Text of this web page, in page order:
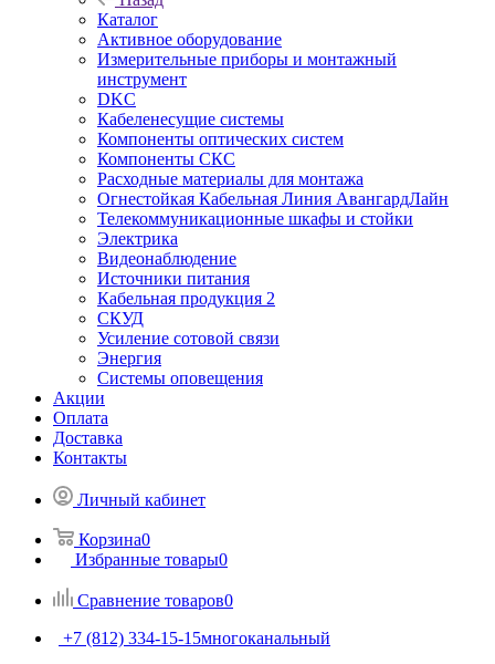
Каталог
Активное оборудование
Измерительные приборы и монтажный
инструмент
DKC
Кабеленесущие системы
Компоненты оптических систем
Компоненты СКС
Расходные материалы для монтажа
Огнестойкая Кабельная Линия АвангардЛайн
Телекоммуникационные шкафы и стойки
Электрика
Видеонаблюдение
Источники питания
Кабельная продукция 2
СКУД
Усиление сотовой связи
Энергия
Системы оповещения
Акции
Оплата
Доставка
Контакты
Личный кабинет
Корзина0
Избранные товары0
Сравнение товаров0
+7 (812) 334-15-15многоканальный